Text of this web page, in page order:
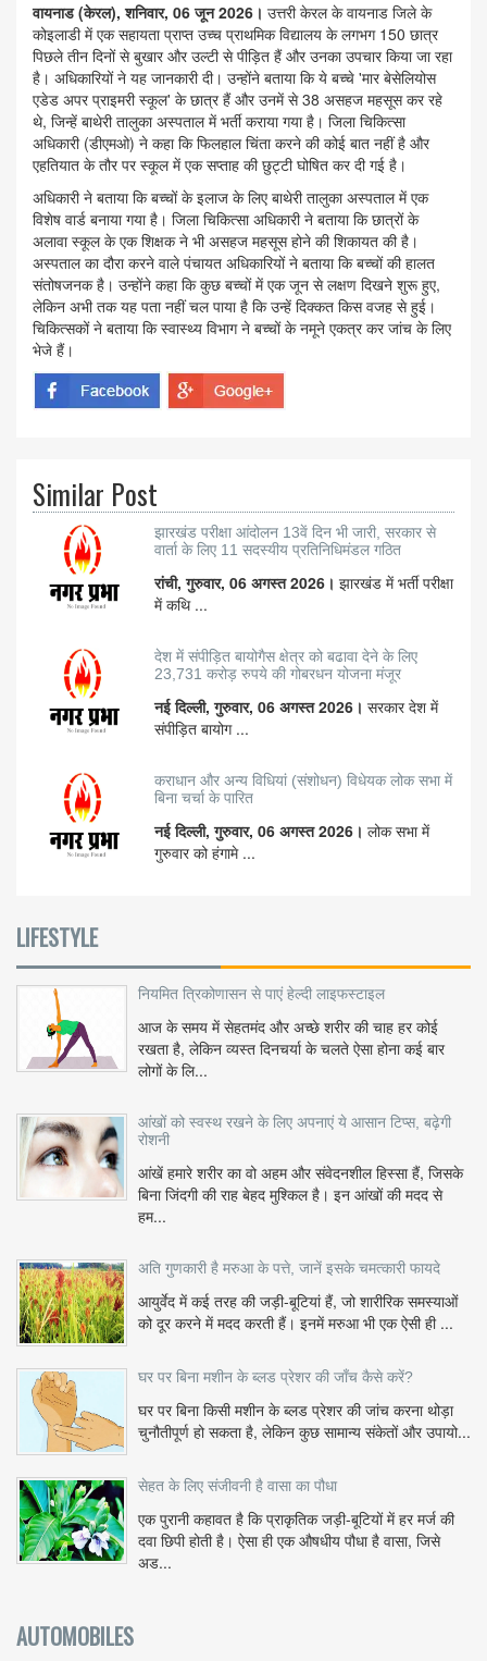
वायनाड (केरल), शनिवार, 06 जून 2026। उत्तरी केरल के वायनाड जिले के
कोइलाडी में एक सहायता प्राप्त उच्च प्राथमिक विद्यालय के लगभग 150 छात्र
पिछले तीन दिनों से बुखार और उल्टी से पीड़ित हैं और उनका उपचार किया जा रहा
है। अधिकारियों ने यह जानकारी दी। उन्होंने बताया कि ये बच्चे 'मार बेसेलियोस
एडेड अपर प्राइमरी स्कूल' के छात्र हैं और उनमें से 38 असहज महसूस कर रहे
थे, जिन्हें बाथेरी तालुका अस्पताल में भर्ती कराया गया है। जिला चिकित्सा
अधिकारी (डीएमओ) ने कहा कि फिलहाल चिंता करने की कोई बात नहीं है और
एहतियात के तौर पर स्कूल में एक सप्ताह की छुट्टी घोषित कर दी गई है।
अधिकारी ने बताया कि बच्चों के इलाज के लिए बाथेरी तालुका अस्पताल में एक
विशेष वार्ड बनाया गया है। जिला चिकित्सा अधिकारी ने बताया कि छात्रों के
अलावा स्कूल के एक शिक्षक ने भी असहज महसूस होने की शिकायत की है।
अस्पताल का दौरा करने वाले पंचायत अधिकारियों ने बताया कि बच्चों की हालत
संतोषजनक है। उन्होंने कहा कि कुछ बच्चों में एक जून से लक्षण दिखने शुरू हुए,
लेकिन अभी तक यह पता नहीं चल पाया है कि उन्हें दिक्कत किस वजह से हुई।
चिकित्सकों ने बताया कि स्वास्थ्य विभाग ने बच्चों के नमूने एकत्र कर जांच के लिए
भेजे हैं।
Similar Post
झारखंड परीक्षा आंदोलन 13वें दिन भी जारी, सरकार से
वार्ता के लिए 11 सदस्यीय प्रतिनिधिमंडल गठित
रांची, गुरुवार, 06 अगस्त 2026। झारखंड में भर्ती परीक्षा
में कथि ...
देश में संपीड़ित बायोगैस क्षेत्र को बढावा देने के लिए
23,731 करोड़ रुपये की गोबरधन योजना मंजूर
नई दिल्ली, गुरुवार, 06 अगस्त 2026। सरकार देश में
संपीड़ित बायोग ...
कराधान और अन्य विधियां (संशोधन) विधेयक लोक सभा में
बिना चर्चा के पारित
नई दिल्ली, गुरुवार, 06 अगस्त 2026। लोक सभा में
गुरुवार को हंगामे ...
LIFESTYLE
नियमित त्रिकोणासन से पाएं हेल्दी लाइफस्टाइल
आज के समय में सेहतमंद और अच्छे शरीर की चाह हर कोई
रखता है, लेकिन व्यस्त दिनचर्या के चलते ऐसा होना कई बार
लोगों के लि...
आंखों को स्वस्थ रखने के लिए अपनाएं ये आसान टिप्स, बढ़ेगी
रोशनी
आंखें हमारे शरीर का वो अहम और संवेदनशील हिस्सा हैं, जिसके
बिना जिंदगी की राह बेहद मुश्किल है। इन आंखों की मदद से
हम...
अति गुणकारी है मरुआ के पत्ते, जानें इसके चमत्कारी फायदे
आयुर्वेद में कई तरह की जड़ी-बूटियां हैं, जो शारीरिक समस्याओं
को दूर करने में मदद करती हैं। इनमें मरुआ भी एक ऐसी ही ...
घर पर बिना मशीन के ब्लड प्रेशर की जाँच कैसे करें?
घर पर बिना किसी मशीन के ब्लड प्रेशर की जांच करना थोड़ा
चुनौतीपूर्ण हो सकता है, लेकिन कुछ सामान्य संकेतों और उपायो...
सेहत के लिए संजीवनी है वासा का पौधा
एक पुरानी कहावत है कि प्राकृतिक जड़ी-बूटियों में हर मर्ज की
दवा छिपी होती है। ऐसा ही एक औषधीय पौधा है वासा, जिसे
अड...
AUTOMOBILES